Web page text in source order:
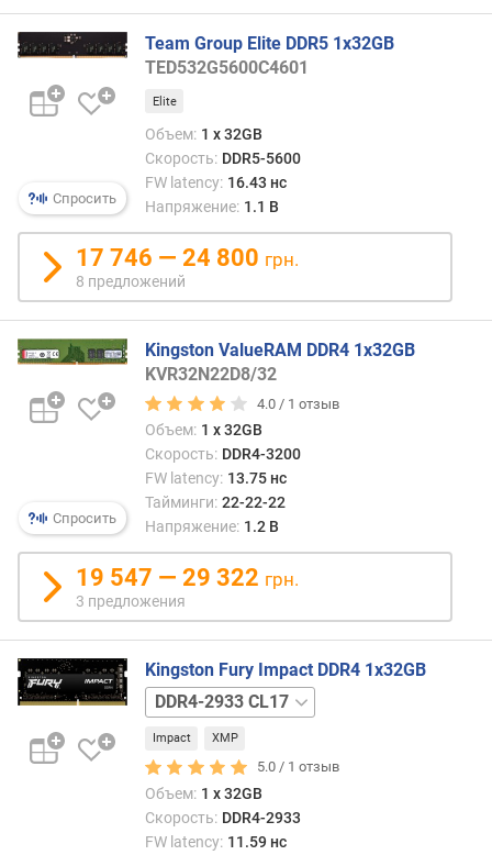
и
(
м
м
)
Спросить
Team Group Elite DDR5 1x32GB
TED532G5600C4601
Elite
Объем: 1 x 32GB
Скорость: DDR5-5600
FW latency: 16.43 нс
Напряжение: 1.1 В
17 746 — 24 800 грн.
8 предложений
Спросить
Kingston ValueRAM DDR4 1x32GB
KVR32N22D8/32
4.0 / 1 отзыв
Объем: 1 x 32GB
Скорость: DDR4-3200
FW latency: 13.75 нс
Тайминги: 22-22-22
Напряжение: 1.2 В
19 547 — 29 322 грн.
3 предложения
Kingston Fury Impact DDR4 1x32GB
DDR4-
3200
CL20
Impact XMP
5.0 / 1 отзыв
Объем: 1 x 32GB
Скорость: DDR4-2933
FW latency: 11.59 нс